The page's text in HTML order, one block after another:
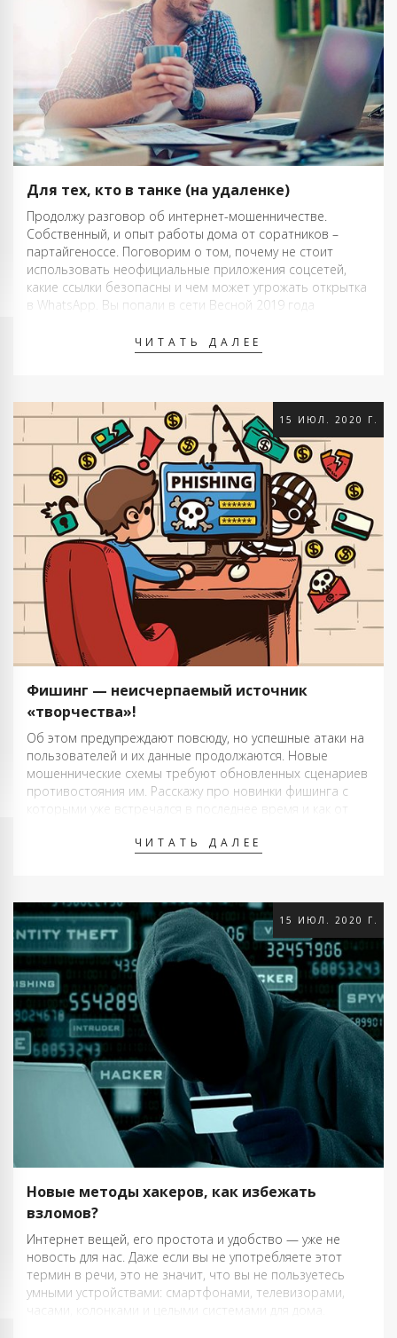
Для тех, кто в танке (на удаленке)
Продолжу разговор об интернет-мошенничестве.
Собственный, и опыт работы дома от соратников –
партайгеноссе. Поговорим о том, почему не стоит
использовать неофициальные приложения соцсетей,
какие ссылки безопасны и чем может угрожать открытка
в WhatsApp. Вы попали в сети Весной 2019 года
оказались в открытом доступе. Скомпрометированными
ЧИТАТЬ ДАЛЕЕ
15 ИЮЛ. 2020 Г.
Фишинг — неисчерпаемый источник
«творчества»!
Об этом предупреждают повсюду, но успешные атаки на
пользователей и их данные продолжаются. Новые
мошеннические схемы требуют обновленных сценариев
противостояния им. Расскажу про новинки фишинга с
которыми уже встречался в последнее время и как от
Главная тема 2020 года — коронавирусная инфекция. …
ЧИТАТЬ ДАЛЕЕ
15 ИЮЛ. 2020 Г.
Новые методы хакеров, как избежать
взломов?
Интернет вещей, его простота и удобство — уже не
новость для нас. Даже если вы не употребляете этот
термин в речи, это не значит, что вы не пользуетесь
умными устройствами: смартфонами, телевизорами,
часами, колонками и целыми системами для дома.